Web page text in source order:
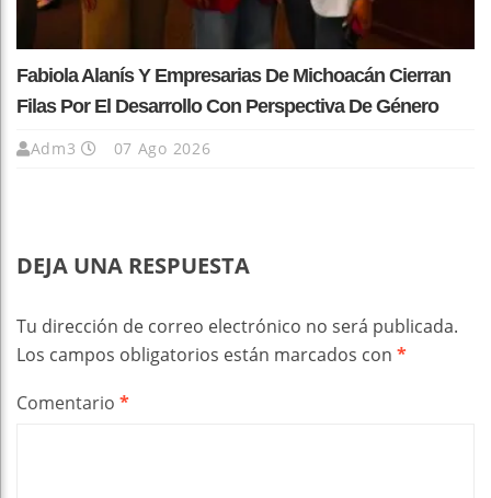
Fabiola Alanís Y Empresarias De Michoacán Cierran
Filas Por El Desarrollo Con Perspectiva De Género
Adm3 07 Ago 2026
DEJA UNA RESPUESTA
Tu dirección de correo electrónico no será publicada.
Los campos obligatorios están marcados con *
Comentario *